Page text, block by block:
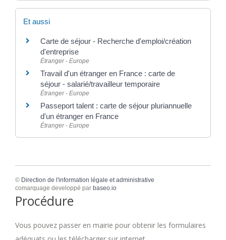
Et aussi
Carte de séjour - Recherche d'emploi/création
d'entreprise
Étranger - Europe
Travail d'un étranger en France : carte de
séjour - salarié/travailleur temporaire
Étranger - Europe
Passeport talent : carte de séjour pluriannuelle
d'un étranger en France
Étranger - Europe
© Direction de l'information légale et administrative
comarquage developpé par baseo.io
Procédure
Vous pouvez passer en mairie pour obtenir les formulaires